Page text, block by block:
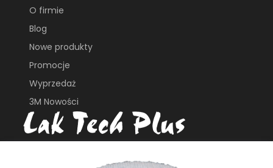
O firmie
Blog
Nowe produkty
Promocje
Wyprzedaż
3M Nowości